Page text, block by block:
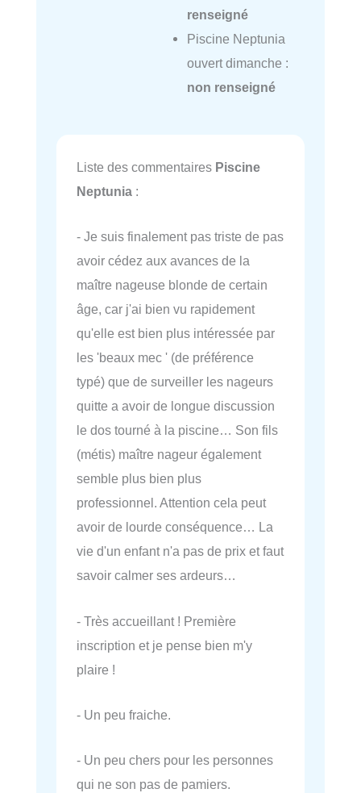
renseigné
Piscine Neptunia
ouvert dimanche :
non renseigné
Liste des commentaires Piscine
Neptunia :
- Je suis finalement pas triste de pas
avoir cédez aux avances de la
maître nageuse blonde de certain
âge, car j'ai bien vu rapidement
qu'elle est bien plus intéressée par
les 'beaux mec ' (de préférence
typé) que de surveiller les nageurs
quitte a avoir de longue discussion
le dos tourné à la piscine… Son fils
(métis) maître nageur également
semble plus bien plus
professionnel. Attention cela peut
avoir de lourde conséquence… La
vie d'un enfant n'a pas de prix et faut
savoir calmer ses ardeurs…
- Très accueillant ! Première
inscription et je pense bien m'y
plaire !
- Un peu fraiche.
- Un peu chers pour les personnes
qui ne son pas de pamiers.